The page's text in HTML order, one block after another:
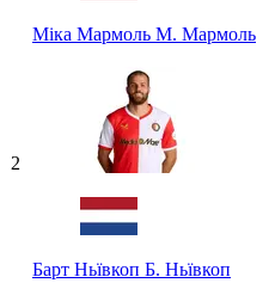
Міка Мармоль М. Мармоль
2
Барт Ньївкоп Б. Ньївкоп